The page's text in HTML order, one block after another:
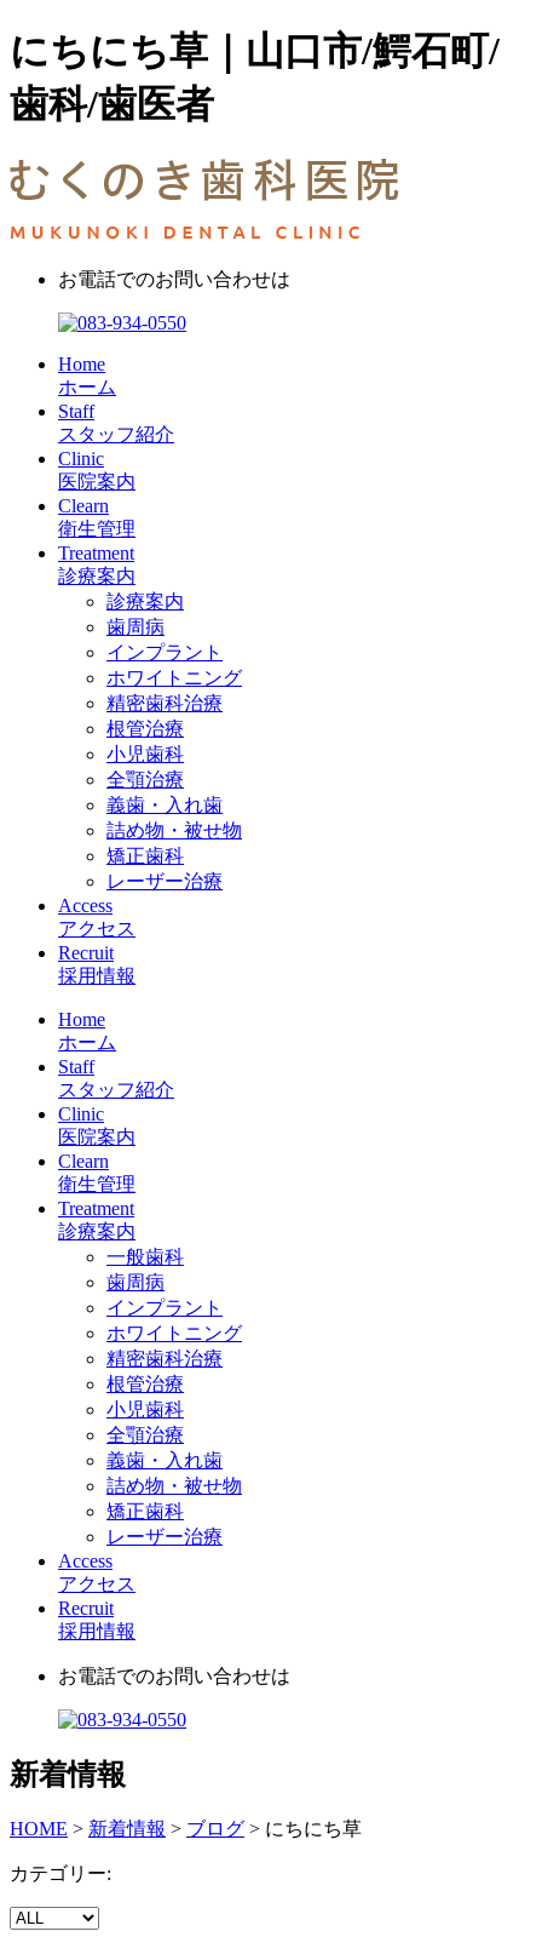
にちにち草｜山口市/鰐石町/
歯科/歯医者
お電話でのお問い合わせは
Home
ホーム
Staff
スタッフ紹介
Clinic
医院案内
Clearn
衛生管理
Treatment
診療案内
診療案内
歯周病
インプラント
ホワイトニング
精密歯科治療
根管治療
小児歯科
全顎治療
義歯・入れ歯
詰め物・被せ物
矯正歯科
レーザー治療
Access
アクセス
Recruit
採用情報
Home
ホーム
Staff
スタッフ紹介
Clinic
医院案内
Clearn
衛生管理
Treatment
診療案内
一般歯科
歯周病
インプラント
ホワイトニング
精密歯科治療
根管治療
小児歯科
全顎治療
義歯・入れ歯
詰め物・被せ物
矯正歯科
レーザー治療
Access
アクセス
Recruit
採用情報
お電話でのお問い合わせは
新着情報
HOME > 新着情報 > ブログ > にちにち草
カテゴリー: